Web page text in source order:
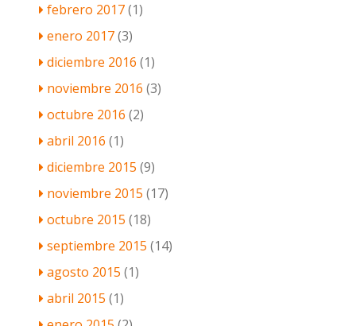
febrero 2017(1)
enero 2017(3)
diciembre 2016 (1)
noviembre 2016 (3)
octubre 2016 (2)
abril 2016 (1)
diciembre 2015 (9)
noviembre 2015 (17)
octubre 2015 (18)
septiembre 2015 (14)
agosto 2015 (1)
abril 2015 (1)